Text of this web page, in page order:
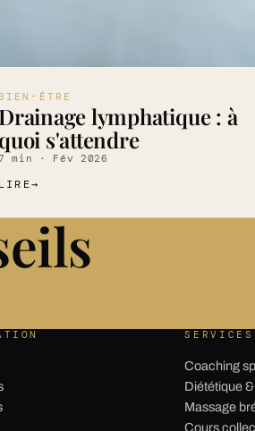
BIEN-ÊTRE
Drainage lymphatique : à
quoi s'attendre
min · Fév 2026
LIRE→
SERVICES
Coaching
Diététique
Massage
Cours